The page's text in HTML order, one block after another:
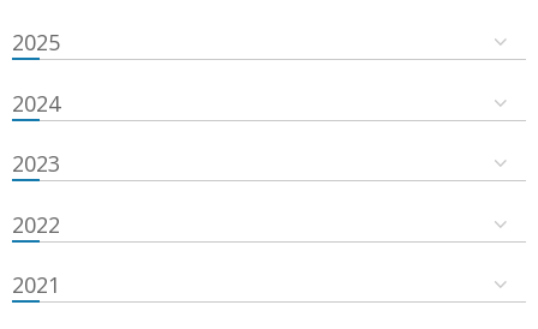
2025
2024
2023
2022
2021